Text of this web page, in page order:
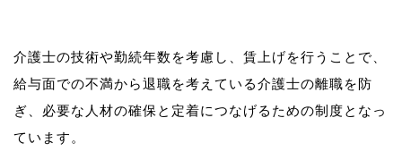
介護士の技術や勤続年数を考慮し、賃上げを行うことで、
給与面での不満から退職を考えている介護士の離職を防
ぎ、必要な人材の確保と定着につなげるための制度となっ
ています。